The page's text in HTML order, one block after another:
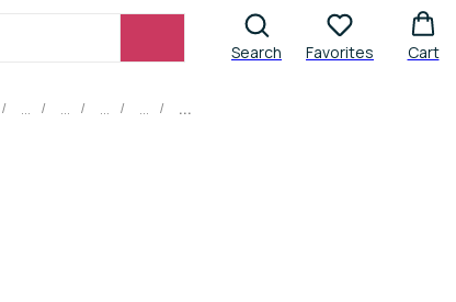
Search Favorites Cart
/ ... / ... / ... / ... / ...